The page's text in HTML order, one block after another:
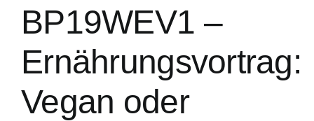
BP19WEV1 –
Ernährungsvortrag:
Vegan oder